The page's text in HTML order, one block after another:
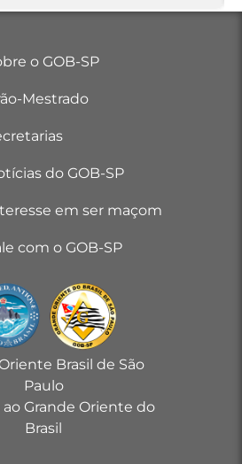
o GOB-SP
Mestrado
do GOB-SP
em ser maçom
com o GOB-SP
Brasil de São
Paulo
ao Grande Oriente do
Brasil